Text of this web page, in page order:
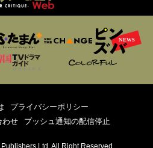
プライバシーポリシー
わせ プッシュ通知の配信停止
Ltd. All Right Reserved